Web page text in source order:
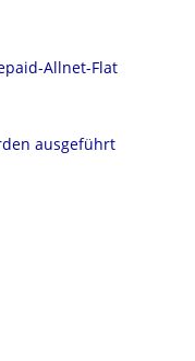
Allnet-Flat
ausgeführt